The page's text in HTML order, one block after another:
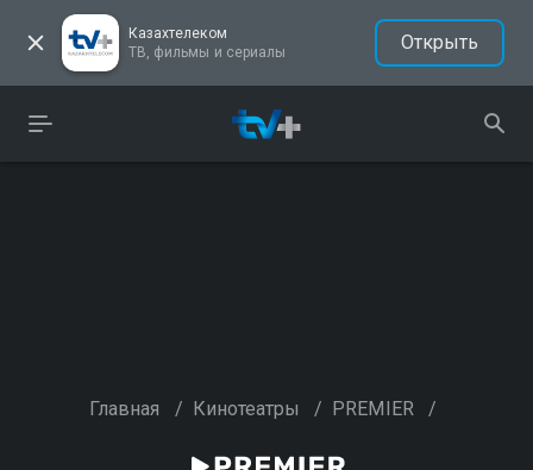
Казахтелеком
ТВ, фильмы и сериалы
Открыть
Главная / Кинотеатры / PREMIER /